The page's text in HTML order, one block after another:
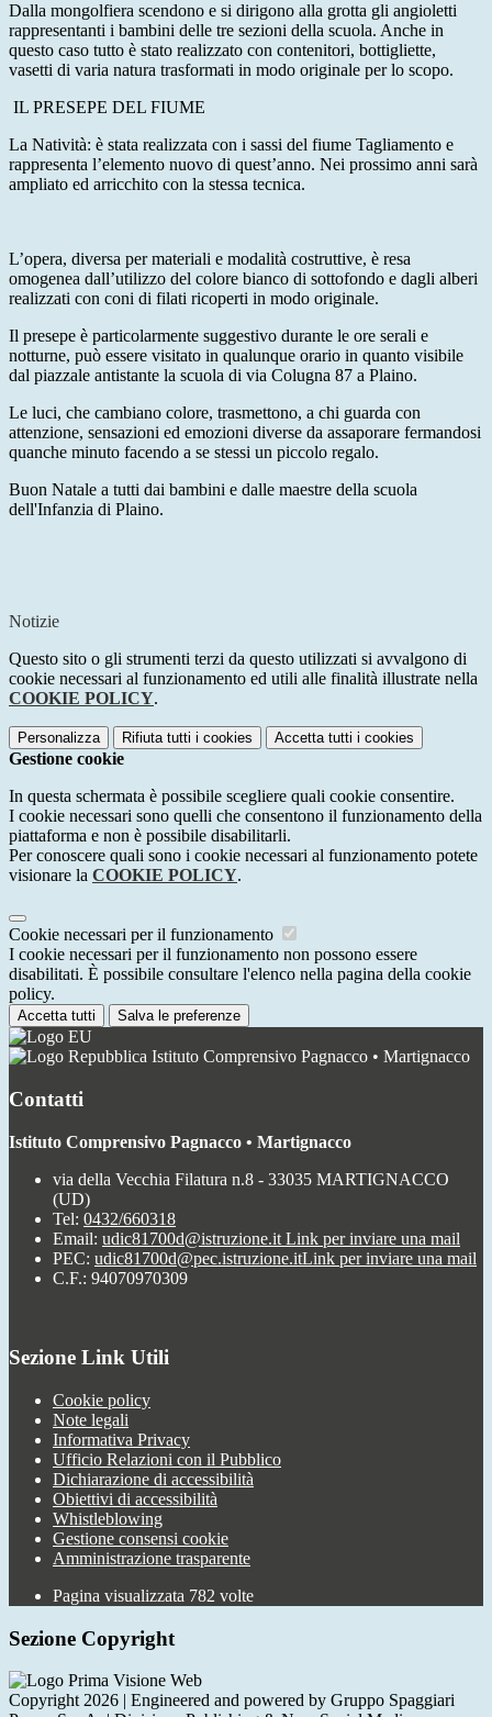
Dalla mongolfiera scendono e si dirigono alla grotta gli angioletti
rappresentanti i bambini delle tre sezioni della scuola. Anche in
questo caso tutto è stato realizzato con contenitori, bottigliette,
vasetti di varia natura trasformati in modo originale per lo scopo.
IL PRESEPE DEL FIUME
La Natività: è stata realizzata con i sassi del fiume Tagliamento e
rappresenta l’elemento nuovo di quest’anno. Nei prossimo anni sarà
ampliato ed arricchito con la stessa tecnica.
L’opera, diversa per materiali e modalità costruttive, è resa
omogenea dall’utilizzo del colore bianco di sottofondo e dagli alberi
realizzati con coni di filati ricoperti in modo originale.
Il presepe è particolarmente suggestivo durante le ore serali e
notturne, può essere visitato in qualunque orario in quanto visibile
dal piazzale antistante la scuola di via Colugna 87 a Plaino.
Le luci, che cambiano colore, trasmettono, a chi guarda con
attenzione, sensazioni ed emozioni diverse da assaporare fermandosi
quanche minuto facendo a se stessi un piccolo regalo.
Buon Natale a tutti dai bambini e dalle maestre della scuola
dell'Infanzia di Plaino.
Notizie
Questo sito o gli strumenti terzi da questo utilizzati si avvalgono di
cookie necessari al funzionamento ed utili alle finalità illustrate nella
COOKIE POLICY.
Personalizza Rifiuta tutti i cookies Accetta tutti i cookies
Gestione cookie
In questa schermata è possibile scegliere quali cookie consentire.
I cookie necessari sono quelli che consentono il funzionamento della
piattaforma e non è possibile disabilitarli.
Per conoscere quali sono i cookie necessari al funzionamento potete
visionare la COOKIE POLICY.
Cookie necessari per il funzionamento
I cookie necessari per il funzionamento non possono essere
disabilitati. È possibile consultare l'elenco nella pagina della cookie
policy.
Accetta tutti Salva le preferenze
Istituto Comprensivo Pagnacco • Martignacco
Contatti
Istituto Comprensivo Pagnacco • Martignacco
via della Vecchia Filatura n.8 - 33035 MARTIGNACCO
(UD)
Tel: 0432/660318
Email: udic81700d@istruzione.it Link per inviare una mail
PEC: udic81700d@pec.istruzione.itLink per inviare una mail
C.F.: 94070970309
Sezione Link Utili
Cookie policy
Note legali
Informativa Privacy
Ufficio Relazioni con il Pubblico
Dichiarazione di accessibilità
Obiettivi di accessibilità
Whistleblowing
Gestione consensi cookie
Amministrazione trasparente
Pagina visualizzata 782 volte
Sezione Copyright
Copyright 2026 | Engineered and powered by Gruppo Spaggiari